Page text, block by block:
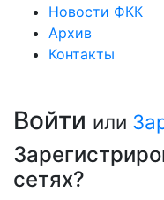
Новости ФКК
Архив
Контакты
Войти или
сетях?